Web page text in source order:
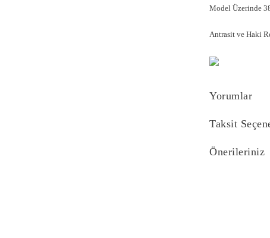
Model Üzerinde
Antrasit ve Haki
Yorumlar
Taksit
Önerileriniz